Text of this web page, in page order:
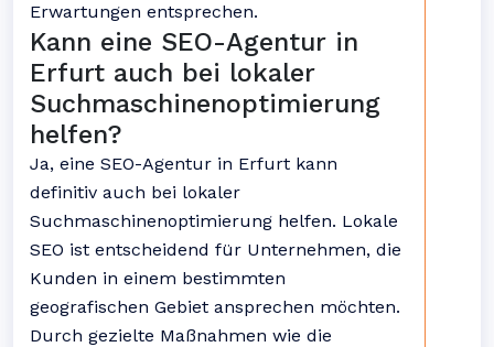
Erwartungen entsprechen.
Kann eine SEO-Agentur in
Erfurt auch bei lokaler
Suchmaschinenoptimierung
helfen?
Ja, eine SEO-Agentur in Erfurt kann
definitiv auch bei lokaler
Suchmaschinenoptimierung helfen. Lokale
SEO ist entscheidend für Unternehmen, die
Kunden in einem bestimmten
geografischen Gebiet ansprechen möchten.
Durch gezielte Maßnahmen wie die